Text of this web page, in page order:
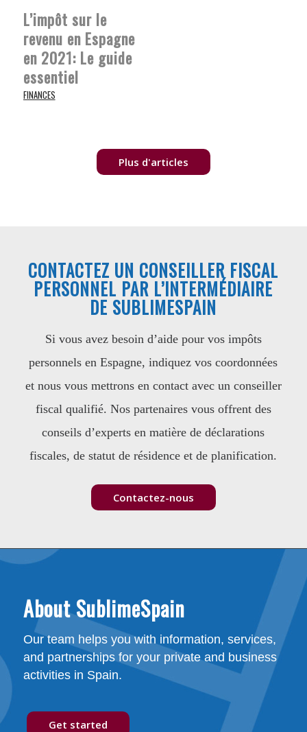
L’impôt sur le
revenu en Espagne
en 2021: Le guide
essentiel
FINANCES
Plus d'articles
CONTACTEZ UN CONSEILLER FISCAL
PERSONNEL PAR L’INTERMÉDIAIRE
DE SUBLIMESPAIN
Si vous avez besoin d’aide pour vos impôts
personnels en Espagne, indiquez vos coordonnées
et nous vous mettrons en contact avec un conseiller
fiscal qualifié. Nos partenaires vous offrent des
conseils d’experts en matière de déclarations
fiscales, de statut de résidence et de planification.
Contactez-nous
About SublimeSpain
Our team helps you with information, services,
and partnerships for your private and business
activities in Spain.
Get started